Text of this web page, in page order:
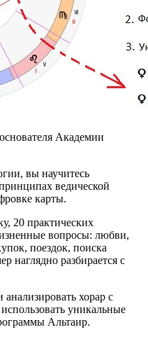
Академии
вы научитесь
ведической
карты.
20 практических
вопросы: любви,
поездок, поиска
разбирается с
хорар с
уникальные
Альтаир.